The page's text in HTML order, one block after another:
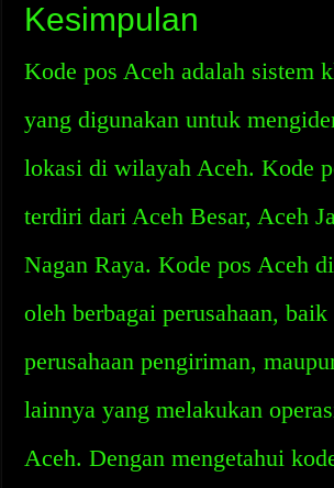
Kesimpulan
Kode pos Aceh adalah sistem
yang digunakan untuk
lokasi di wilayah Aceh. Kode
terdiri dari Aceh Besar, Aceh
Nagan Raya. Kode pos Aceh
oleh berbagai perusahaan,
perusahaan pengiriman,
lainnya yang melakukan
Aceh. Dengan mengetahui